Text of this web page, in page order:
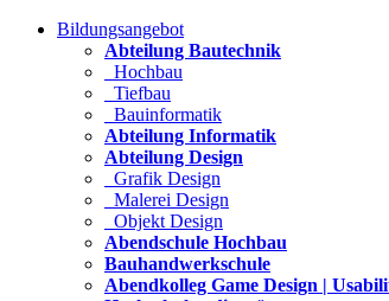
Bildungsangebot
Abteilung Bautechnik
Hochbau
Tiefbau
Bauinformatik
Abteilung Informatik
Abteilung Design
Grafik Design
Malerei Design
Objekt Design
Abendschule Hochbau
Bauhandwerkschule
Abendkolleg Game Design |